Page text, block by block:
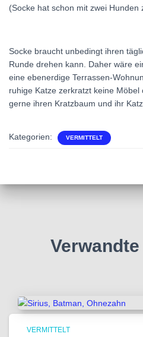
(Socke hat schon mit zwei Hunden
Socke braucht unbedingt ihren
Runde drehen kann. Daher wäre
eine ebenerdige Terrassen-
ruhige Katze zerkratzt keine
gerne ihren Kratzbaum und ihr
Kategorien: VERMITTELT
VERMITTELT